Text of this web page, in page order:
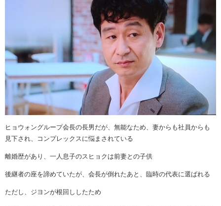
ヒョウォングループ会長の長男だが、無能なため、妻からも社員からも
見下され、コンプレックスに悩まされている
離婚歴があり、一人息子のスヒョクは前妻との子供
後継者の座を諦めていたが、会長が倒れたあと、臨時の代表に選ばれる
ただし、ジヨンが根回ししたため